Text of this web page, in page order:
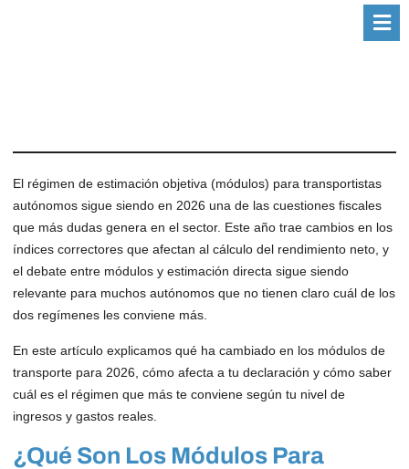
El régimen de estimación objetiva (módulos) para transportistas
autónomos sigue siendo en 2026 una de las cuestiones fiscales
que más dudas genera en el sector. Este año trae cambios en los
índices correctores que afectan al cálculo del rendimiento neto, y
el debate entre módulos y estimación directa sigue siendo
relevante para muchos autónomos que no tienen claro cuál de los
dos regímenes les conviene más.
En este artículo explicamos qué ha cambiado en los módulos de
transporte para 2026, cómo afecta a tu declaración y cómo saber
cuál es el régimen que más te conviene según tu nivel de
ingresos y gastos reales.
¿Qué Son Los Módulos Para